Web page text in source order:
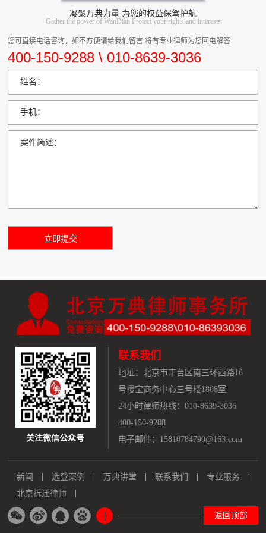
凝聚万典力量 为您的权益保驾护航
Gather the power of WanDian Protect your rights and interests
您可直接电话咨询，如不方便请给我们留言 将有专业律师为您回电解答
400-150-9288 \ 010-8639-3036
姓名：
手机：
案件简述：
关注微信公众号
联系我们
地址： 北京市丰台区南三环西路16
号搜宝商务中心三号楼1808室
24小时律师热线：010-8639-3036
400-150-9288
电子邮件：15810784790@163.com
新闻 选登案例 万典讲堂 联系我们
专业服务
北京拆迁律师
返回顶部